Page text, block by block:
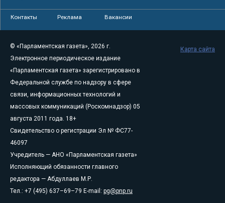
Контакты Реклама Вакансии
© «Парламентская газета», 2026 г.
Электронное периодическое издание
«Парламентская газета» зарегистрировано в
Федеральной службе по надзору в сфере
связи, информационных технологий и
массовых коммуникаций (Роскомнадзор) 05
августа 2011 года. 18+
Свидетельство о регистрации Эл № ФС77-
46097
Учредитель — АНО «Парламентская газета»
Исполняющий обязанности главного
редактора — Абдуллаев М.Р.
Тел.: +7 (495) 637–69–79 E-mail: pg@pnp.ru
Карта сайта